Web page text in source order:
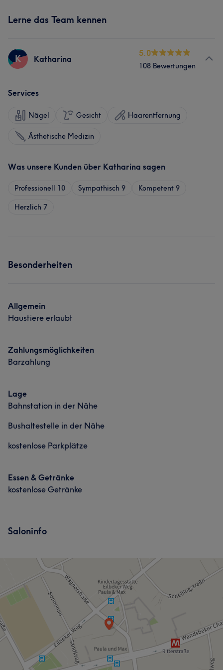
Lerne das Team kennen
K Katharina
5.0
108 Bewertungen
Services
Nägel Gesicht Haarentfernung
Ästhetische Medizin
Was unsere Kunden über Katharina sagen
Professionell 10 Sympathisch 9 Kompetent 9
Herzlich 7
Besonderheiten
Allgemein
Haustiere erlaubt
Zahlungsmöglichkeiten
Barzahlung
Lage
Bahnstation in der Nähe
Bushaltestelle in der Nähe
kostenlose Parkplätze
Essen & Getränke
kostenlose Getränke
Saloninfo